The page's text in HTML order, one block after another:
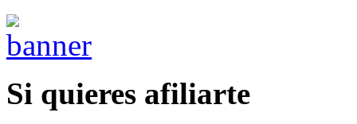
Si quieres afiliarte